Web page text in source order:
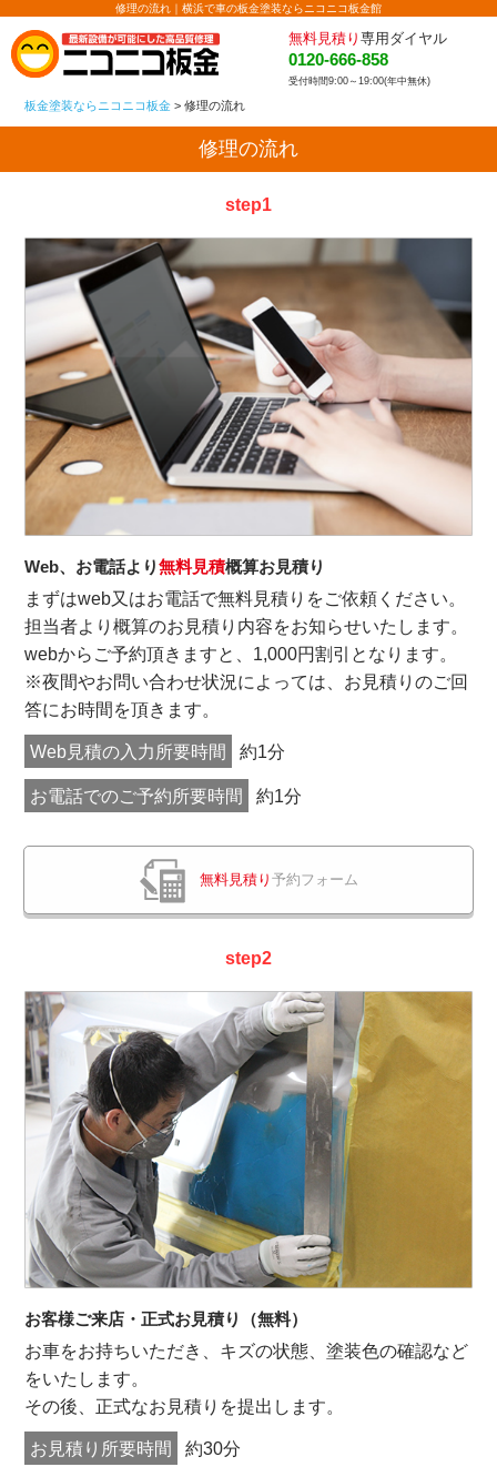
修理の流れ｜横浜で車の板金塗装ならニコニコ板金館
無料見積り 専用ダイヤル
0120-666-858
受付時間9:00～19:00(年中無休)
板金塗装ならニコニコ板金 >修理の流れ
修理の流れ
step1
Web、お電話より無料見積概算お見積り
まずはweb又はお電話で無料見積りをご依頼ください。
担当者より概算のお見積り内容をお知らせいたします。
webからご予約頂きますと、1,000円割引となります。
※夜間やお問い合わせ状況によっては、お見積りのご回
答にお時間を頂きます。
Web見積の入力所要時間 約1分
お電話でのご予約所要時間 約1分
無料見積り 予約フォーム
step2
お客様ご来店・正式お見積り（無料）
お車をお持ちいただき、キズの状態、塗装色の確認など
をいたします。
その後、正式なお見積りを提出します。
お見積り所要時間 約30分